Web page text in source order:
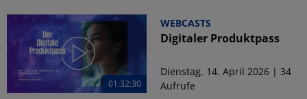
01:32:30
WEBCASTS
Digitaler Produktpass
Dienstag, 14. April 2026 | 34
Aufrufe